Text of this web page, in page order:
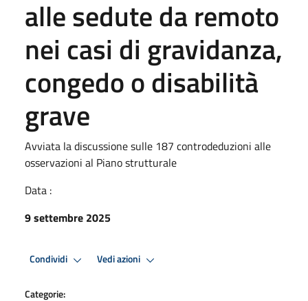
alle sedute da remoto
nei casi di gravidanza,
congedo o disabilità
grave
Avviata la discussione sulle 187 controdeduzioni alle
osservazioni al Piano strutturale
Data :
9 settembre 2025
Condividi Vedi azioni
Categorie: